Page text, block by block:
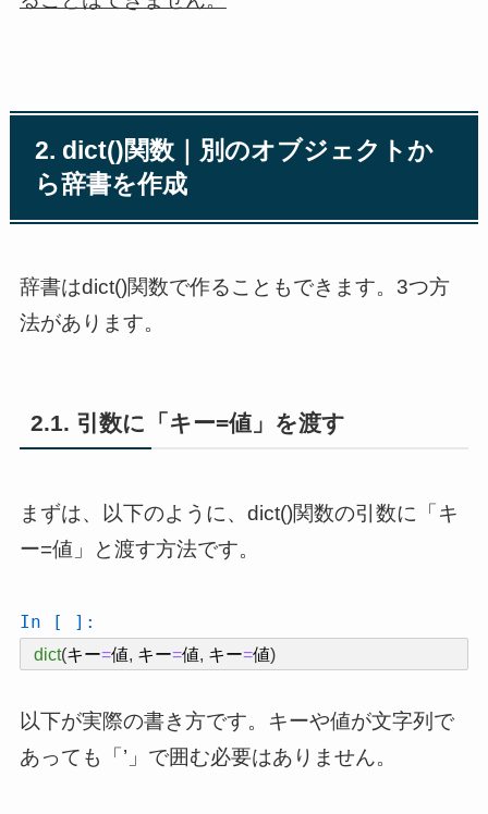
2. dict()関数｜別のオブジェクトか
ら辞書を作成
辞書はdict()関数で作ることもできます。3つ方
法があります。
2.1. 引数に「キー=値」を渡す
まずは、以下のように、dict()関数の引数に「キ
ー=値」と渡す方法です。
In [ ]:
dict(キー=値, キー=値, キー=値)
以下が実際の書き方です。キーや値が文字列で
あっても「’」で囲む必要はありません。